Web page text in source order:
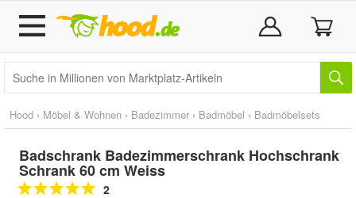
Hood › Möbel & Wohnen › Badezimmer › Badmöbel › Badmöbelsets
Badschrank Badezimmerschrank Hochschrank
Schrank 60 cm Weiss
2